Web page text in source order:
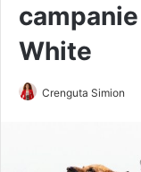
White
Crenguta Simion